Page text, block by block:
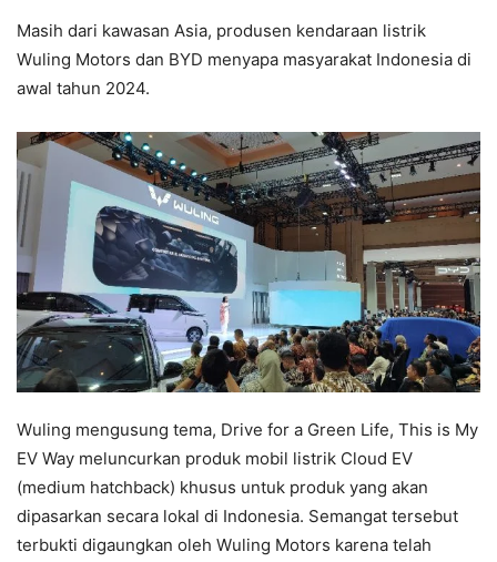
Masih dari kawasan Asia, produsen kendaraan listrik
Wuling Motors dan BYD menyapa masyarakat Indonesia di
awal tahun 2024.
Wuling mengusung tema, Drive for a Green Life, This is My
EV Way meluncurkan produk mobil listrik Cloud EV
(medium hatchback) khusus untuk produk yang akan
dipasarkan secara lokal di Indonesia. Semangat tersebut
terbukti digaungkan oleh Wuling Motors karena telah